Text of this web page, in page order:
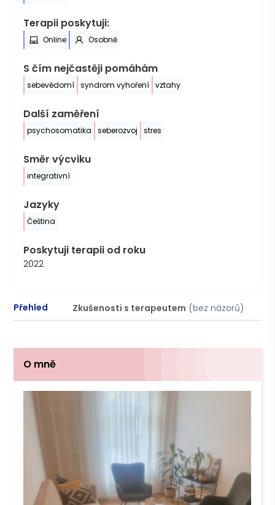
Terapii poskytuji:
Online Osobně
S čím nejčastěji pomáhám
sebevědomí syndrom vyhoření vztahy
Další zaměření
psychosomatika seberozvoj stres
Směr výcviku
integrativní
Jazyky
Čeština
Poskytuji terapii od roku
2022
Přehled Zkušenosti s terapeutem (bez názorů)
O mně